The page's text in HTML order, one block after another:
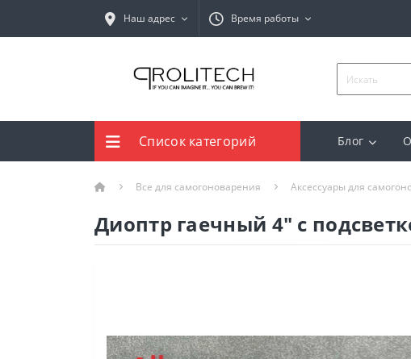
Наш адрес Время работы
Список категорий Блог
Все для самогоноварения Аксессуары для
Диоптр гаечный 4" с